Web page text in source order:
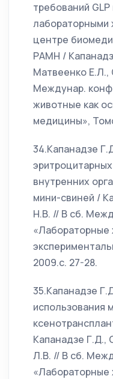
требований
лабораторными
центре
РАМН /
Матвеенко Е.Л.,
Междунар.
животные как
медицины»,
34.Капанадзе
внутренних
мини-свиней /
Н.В. // В сб.
«Лабораторные
2009.с. 27-28.
35.Капанадзе
использования
Капанадзе Г.Д.,
Л.В. // В сб.
«Лабораторные